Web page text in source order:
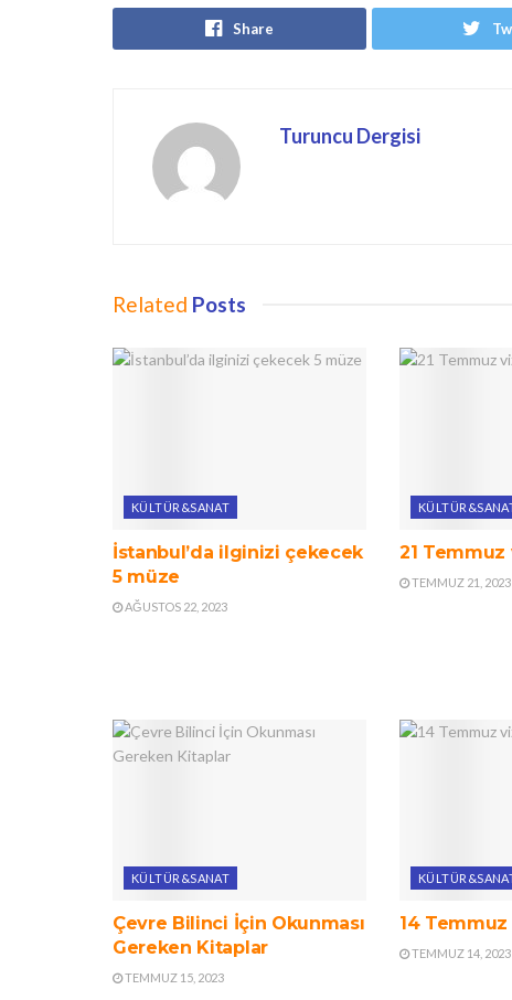
Share
Turuncu Dergisi
Related Posts
KÜLTÜR&SANAT
İstanbul’da ilginizi çekecek
5 müze
AĞUSTOS 22, 2023
21
TEMMUZ 21, 2023
KÜLTÜR&SANAT
Çevre Bilinci İçin Okunması
Gereken Kitaplar
TEMMUZ 15, 2023
14
TEMMUZ 14, 2023